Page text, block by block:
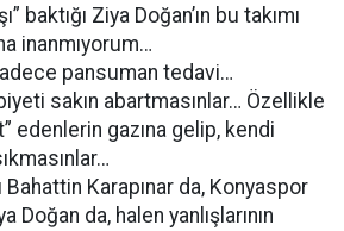
baktığı Ziya Doğan’ın bu takımı
inanmıyorum…
pansuman tedavi…
sakın abartmasınlar… Özellikle
edenlerin gazına gelip, kendi
Bahattin Karapınar da, Konyaspor
da, halen yanlışlarının